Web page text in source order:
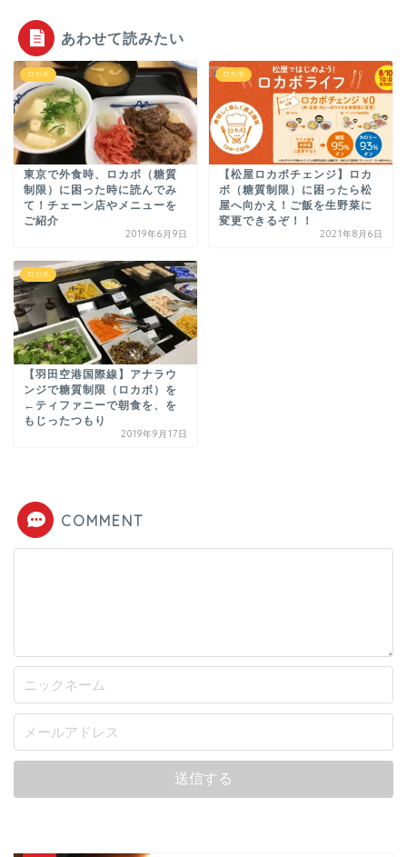
あわせて読みたい
ロカボ
東京で外食時、ロカボ（糖質
制限）に困った時に読んでみ
て！チェーン店やメニューを
ご紹介
2019年6月9日
ロカボ
【松屋ロカボチェンジ】ロカ
ボ（糖質制限）に困ったら松
屋へ向かえ！ご飯を生野菜に
変更できるぞ！！
2021年8月6日
ロカボ
【羽田空港国際線】アナラウ
ンジで糖質制限（ロカボ）を
←ティファニーで朝食を、を
もじったつもり
2019年9月17日
COMMENT